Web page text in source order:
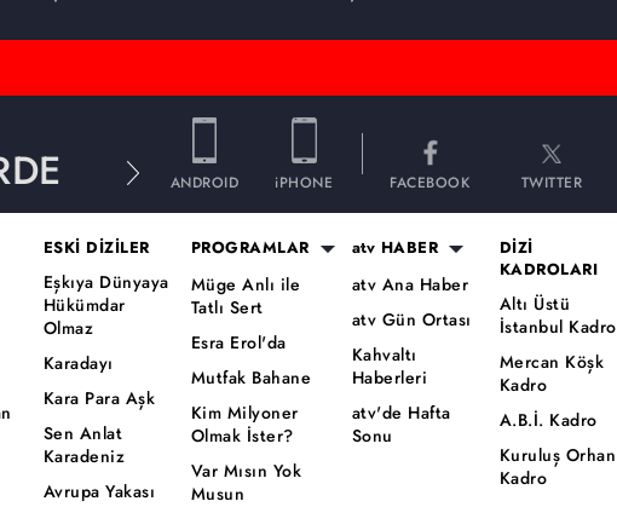
ANDROID iPHONE FACEBOOK TWITTER
ESKİ DİZİLER
Eşkıya Dünyaya
Hükümdar
Olmaz
Karadayı
Kara Para Aşk
Sen Anlat
Karadeniz
Avrupa Yakası
PROGRAMLAR
Müge Anlı ile
Tatlı Sert
Esra Erol'da
Mutfak Bahane
Kim Milyoner
Olmak İster?
Var Mısın Yok
Musun
atv HABER
atv Ana Haber
atv Gün Ortası
Kahvaltı
Haberleri
atv'de Hafta
Sonu
DİZİ
KADROLARI
Altı Üstü
İstanbul Kadro
Mercan Köşk
Kadro
A.B.İ. Kadro
Kuruluş Orhan
Kadro